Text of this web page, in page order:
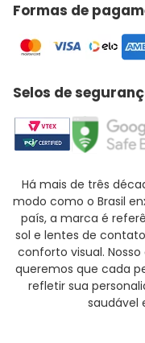
Formas de
Selos de
Há mais de três
modo como o Brasil
país, a marca é
sol e lentes de
conforto visual.
queremos que cada
refletir sua
saudável